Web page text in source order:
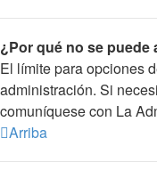
¿Por qué no se puede
El límite para opciones
administración. Si
comuníquese con La
Arriba